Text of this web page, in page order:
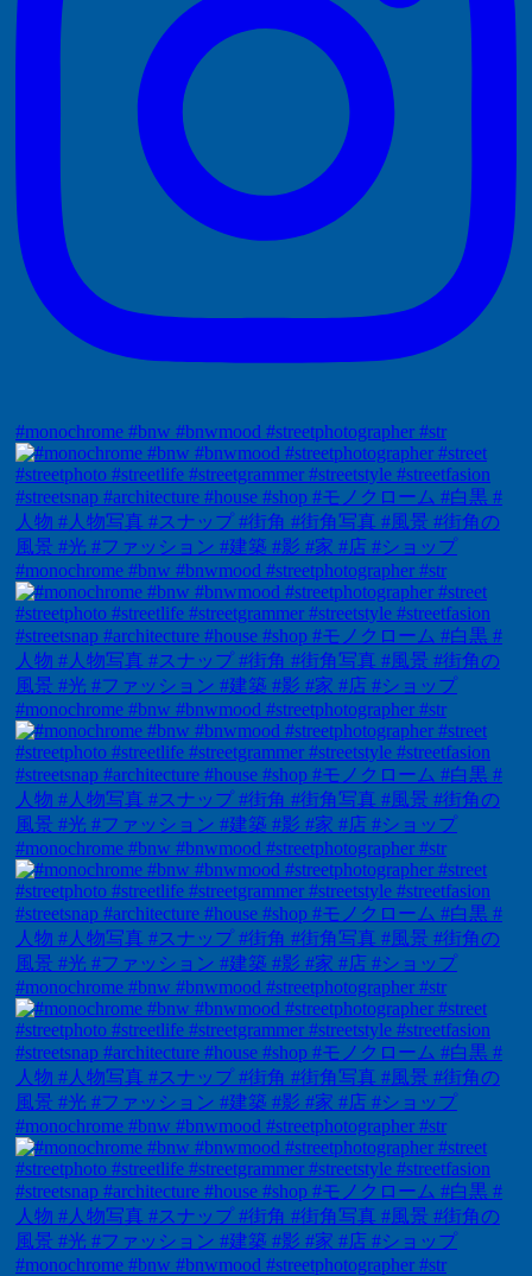
#monochrome #bnw #bnwmood #streetphotographer #str
#monochrome #bnw #bnwmood #streetphotographer #str
#monochrome #bnw #bnwmood #streetphotographer #str
#monochrome #bnw #bnwmood #streetphotographer #str
#monochrome #bnw #bnwmood #streetphotographer #str
#monochrome #bnw #bnwmood #streetphotographer #str
#monochrome #bnw #bnwmood #streetphotographer #str